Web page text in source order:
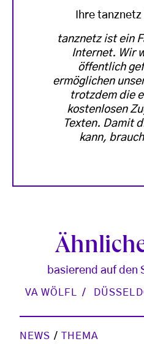
Ihre
tanznetz ist ein
Internet. Wir
öffentlich
ermöglichen
trotzdem die
kostenlosen
Texten. Damit
kann,
basierend auf den
VA WÖLFL
NEWS / THEMA